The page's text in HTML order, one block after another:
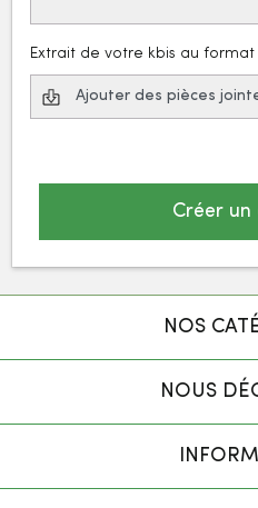
Extrait de votre kbis au format
Ajouter des pièces
Créer un
NOS
NOUS